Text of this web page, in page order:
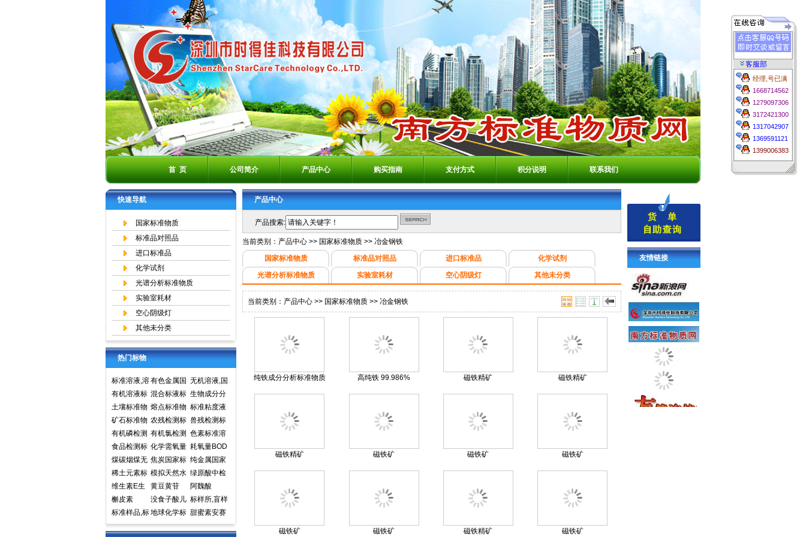
客服部
经理,号已满
1668714562
1279097306
3172421300
1317042907
1369591121
1399006383
首 页 公司简介 产品中心 购买指南 支付方式 积分说明 联系我们
快速导航
国家标准物质
标准品对照品
进口标准品
化学试剂
光谱分析标准物质
实验室耗材
空心阴级灯
其他未分类
热门标物
标准溶液,溶
液标准物质,
国家标准物
质网
有色金属国
家标准物质
中心,国家标
准物质网
无机溶液,国
家标准物质
网,国家标准
物质中心
有机溶液标
准物质中国
计量院标准
物质中心
混合标液标
准物质
生物成分分
析标准物质
土壤标准物
质
熔点标准物
质
标准粘度液
矿石标准物
质
农残检测标
准样品,标准
溶液,标准物
质
兽残检测标
准样品,标准
溶液,标准物
质
有机磷检测
标准样品,标
准溶液,标准
物质
有机氯检测
标准样品标
准溶液标准
物质
色素标准溶
液标准物质
食品检测
食品检测标
准物质标准
样品标准溶
液
化学需氧量
COD标准溶
液标准物质
标样环境标
准样品
耗氧量BOD
5标准溶液
标准物质标
样环境标准
样品
煤碳烟煤无
烟煤国家标
准物质国家
标准样品
焦炭国家标
准物质国家
标准样品
纯金属国家
实物标准样
品
稀土元素标
准物质标准
样品
模拟天然水
标准溶液
绿原酸中检
所标准品对
照品高效液
相色谱HPL
C
维生素E生
育酚标准品
对照品中检
所
黄豆黄苷
阿魏酸
槲皮素
没食子酸儿
茶素
标样所,盲样
标准样品,标
样,质控样
地球化学标
准物质矿石
甜蜜素安赛
蜜(乙酰磺胺
产品中心
产品搜索:
当前类别： 产品中心 >> 国家标准物质 >> 冶金钢铁
国家标准物质
标准品对照品 进口标准品
化学试剂
光谱分析标准物质
实验室耗材 空心阴级灯 其他未分类
当前类别： 产品中心 >> 国家标准物质 >> 冶金钢铁
纯铁成分分析标准物质 高纯铁 99.986% 磁铁精矿 磁铁精矿
磁铁精矿 磁铁矿 磁铁矿 磁铁矿
磁铁矿 磁铁矿 磁铁精矿 磁铁矿
友情链接